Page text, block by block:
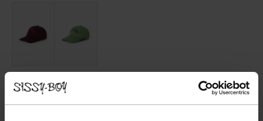
Taille sélectionnée: Onesize
Sous 30 minutes par e-mail